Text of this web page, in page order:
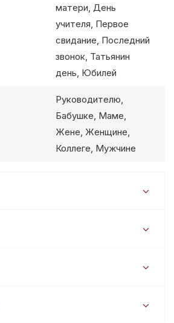
матери, День
учителя, Первое
свидание, Последний
звонок, Татьянин
день, Юбилей
Руководителю,
Бабушке, Маме,
Жене, Женщине,
Коллеге, Мужчине